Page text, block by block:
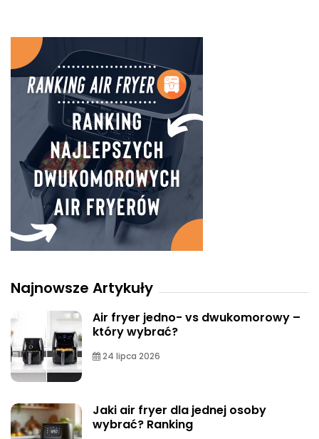
Najnowsze Artykuły
Air fryer jedno- vs dwukomorowy –
który wybrać?
24 lipca 2026
Jaki air fryer dla jednej osoby
wybrać? Ranking